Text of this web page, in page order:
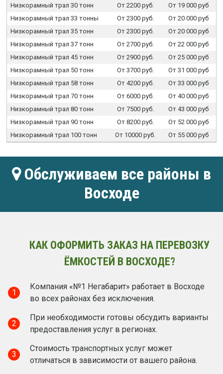
Низкорамный трал 30 тонн От 2200 руб.
От 19 000 руб
Низкорамный трал 33 тонны
От 2300 руб.
От 20 000 руб
Низкорамный трал 35 тонн
От 2300 руб.
От 20 000 руб
Низкорамный трал 37 тонн
От 2700 руб.
От 22 000 руб
Низкорамный трал 45 тонн
От 2900 руб.
От 25 000 руб
Низкорамный трал 50 тонн
От 3700 руб.
От 31 000 руб
Низкорамный трал 58 тонн
От 4200 руб.
От 33 000 руб
Низкорамный трал 70 тонн
От 6000 руб.
От 40 000 руб
Низкорамный трал 80 тонн
От 7500 руб.
От 43 000 руб
Низкорамный трал 90 тонн
От 8200 руб.
От 52 000 руб
Низкорамный трал 100 тонн
От 10000 руб. От 55 000 руб
Обслуживаем все районы в
Восходе
КАК ОФОРМИТЬ ЗАКАЗ НА ПЕРЕВОЗКУ
ЁМКОСТЕЙ В ВОСХОДЕ?
1
Компания «№1 Негабарит» работает в Восходе
во всех районах без исключения.
2
При необходимости готовы обсудить варианты
предоставления услуг в регионах.
3
Стоимость транспортных услуг может
отличаться в зависимости от вашего района.